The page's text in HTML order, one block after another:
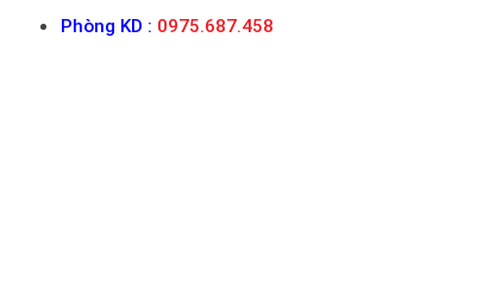
Phòng KD : 0975.687.458